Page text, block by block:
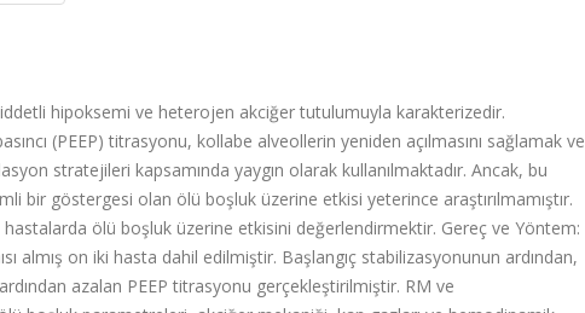
hipoksemi ve heterojen akciğer tutulumuyla karakterizedir.
(PEEP) titrasyonu, kollabe alveollerin yeniden açılmasını sağlamak ve
stratejileri kapsamında yaygın olarak kullanılmaktadır. Ancak, bu
bir göstergesi olan ölü boşluk üzerine etkisi yeterince araştırılmamıştır.
hastalarda ölü boşluk üzerine etkisini değerlendirmektir. Gereç ve Yöntem:
almış on iki hasta dahil edilmiştir. Başlangıç stabilizasyonunun ardından,
azalan PEEP titrasyonu gerçekleştirilmiştir. RM ve